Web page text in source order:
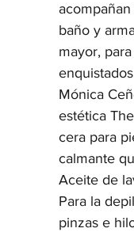
baño y
mayor,
Mónica
estética
cera para
calmante
Aceite de
Para la
pinzas e